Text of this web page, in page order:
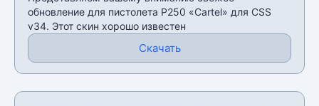
обновление для пистолета P250 «Cartel» для CSS
v34. Этот скин хорошо известен
Скачать